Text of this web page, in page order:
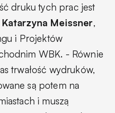
druku tych prac jest
Katarzyna Meissner,
i Projektów
WBK. - Równie
trwałość wydruków,
są potem na
i muszą